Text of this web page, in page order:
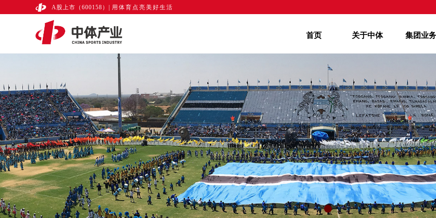
A股上市（600158） 用体育点亮美好生活
首页 关于中体 集团业务